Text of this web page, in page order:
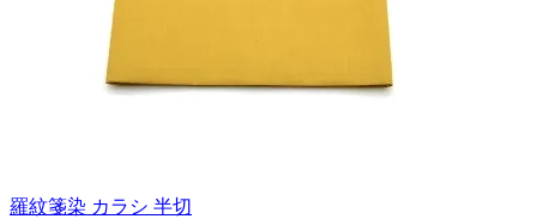
羅紋箋染 カラシ 半切